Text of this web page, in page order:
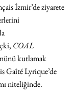
İzmir’de ziyarete
COAL
kutlamak
Gaîté Lyrique’de
niteliğinde.